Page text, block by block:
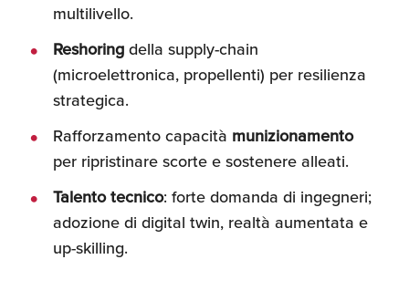
multilivello.
Reshoring della supply-chain
(microelettronica, propellenti) per resilienza
strategica.
Rafforzamento capacità munizionamento
per ripristinare scorte e sostenere alleati.
Talento tecnico: forte domanda di ingegneri;
ado­zione di digital twin, realtà aumentata e
up-skilling.